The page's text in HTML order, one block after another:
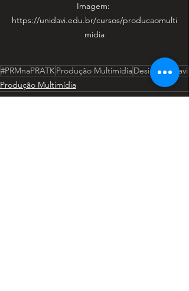
Imagem:
https://unidavi.edu.br/cursos/producaomulti
midia
#PRMnaPRATKProdução MultimídiaDesignUnidavi
Produção Multimídia